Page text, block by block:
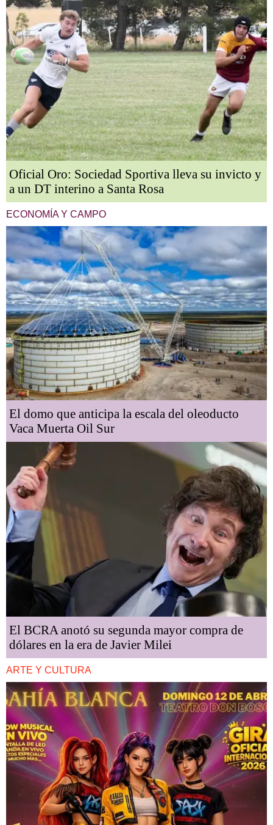
Oficial Oro: Sociedad Sportiva lleva su invicto y
a un DT interino a Santa Rosa
ECONOMÍA Y CAMPO
El domo que anticipa la escala del oleoducto
Vaca Muerta Oil Sur
El BCRA anotó su segunda mayor compra de
dólares en la era de Javier Milei
ARTE Y CULTURA